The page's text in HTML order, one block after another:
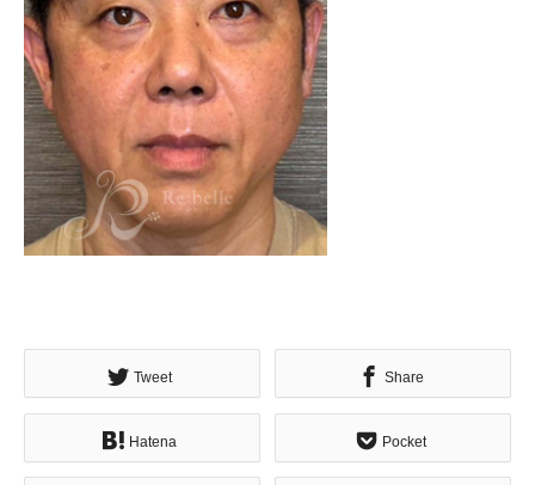
Tweet Share
Hatena Pocket